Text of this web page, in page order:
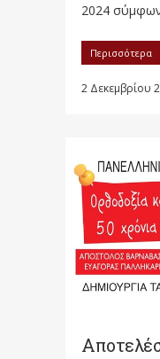
2024
Περισσότερα
2 Δεκεμβρίου